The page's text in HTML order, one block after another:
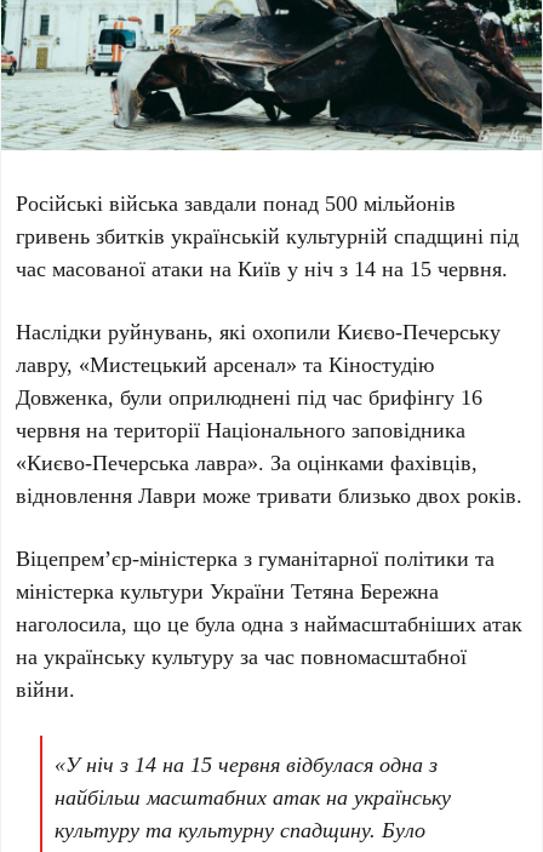
Російські війська завдали понад 500 мільйонів
гривень збитків українській культурній спадщині під
час масованої атаки на Київ у нічз 14 на 15 червня.
Наслідки руйнувань, які охопилиКиєво-Печерську
лавру, «Мистецький арсенал» таКіностудію
Довженка, були оприлюднені під час брифінгу 16
червня на територіїНаціонального заповідника
«Києво-Печерська лавра». За оцінками фахівців,
відновлення Лаври може тривати близькодвох років.
Віцепрем’єр-міністерка з гуманітарної політики та
міністерка культури УкраїниТетяна Бережна
наголосила, що це була одна з наймасштабніших атак
на українську культуру за час повномасштабної
війни.
«У ніч з 14 на 15 червня відбулася одна з
найбільш масштабних атак на українську
культуру та культурну спадщину. Було